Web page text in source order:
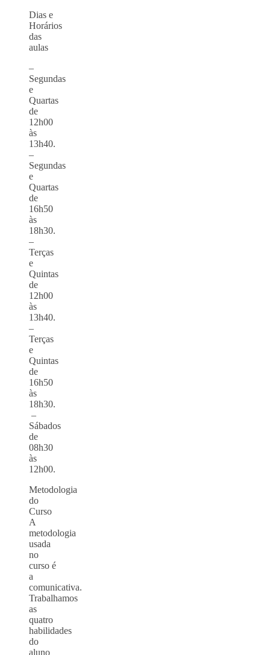
Dias e
Horários
das
aulas
–
Segundas
e
Quartas
de
12h00
às
13h40.
–
Segundas
e
Quartas
de
16h50
às
18h30.
–
Terças
e
Quintas
de
12h00
às
13h40.
–
Terças
e
Quintas
de
16h50
às
18h30.
–
Sábados
de
08h30
às
12h00.
Metodologia
do
Curso
A
metodologia
usada
no
curso é
a
comunicativa.
Trabalhamos
as
quatro
habilidades
do
aluno